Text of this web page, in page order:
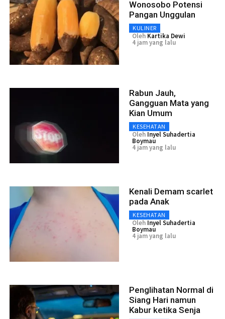
Wonosobo Potensi
Pangan Unggulan
KULINER
Oleh Kartika Dewi
4 jam yang lalu
Rabun Jauh,
Gangguan Mata yang
Kian Umum
KESEHATAN
Oleh Inyel Suhadertia
Boymau
4 jam yang lalu
Kenali Demam scarlet
pada Anak
KESEHATAN
Oleh Inyel Suhadertia
Boymau
4 jam yang lalu
Penglihatan Normal di
Siang Hari namun
Kabur ketika Senja